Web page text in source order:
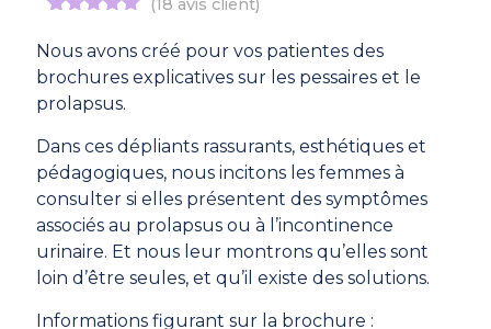
sur 5
basé sur
notations
client
(18 avis client)
Nous avons créé pour vos patientes des
brochures explicatives sur les pessaires et le
prolapsus.
Dans ces dépliants rassurants, esthétiques et
pédagogiques, nous incitons les femmes à
consulter si elles présentent des symptômes
associés au prolapsus ou à l’incontinence
urinaire. Et nous leur montrons qu’elles sont
loin d’être seules, et qu’il existe des solutions.
Informations figurant sur la brochure :